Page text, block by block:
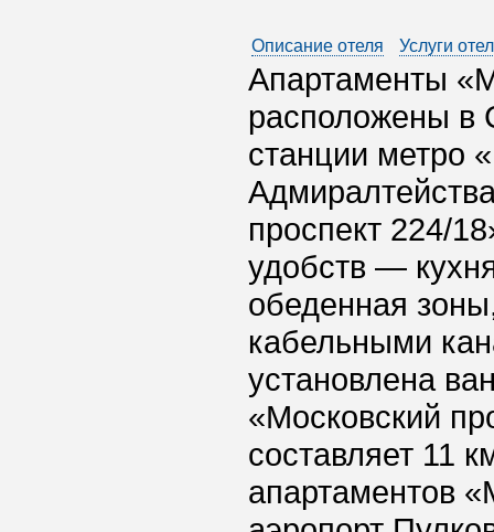
Описание отеля Услуги
Апартаменты
расположены в
станции метро
проспект 224/
удобств —
обеденная
кабельными
установлена
«Московский
составляет 11
апартаментов